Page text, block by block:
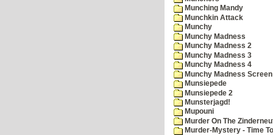
Munching Mandy
Munchkin Attack
Munchy
Munchy Madness
Munchy Madness 2
Munchy Madness 3
Munchy Madness 4
Munchy Madness
Munsiepede
Munsiepede 2
Munsterjagd!
Mupouni
Murder On The
Murder-Mystery - Time